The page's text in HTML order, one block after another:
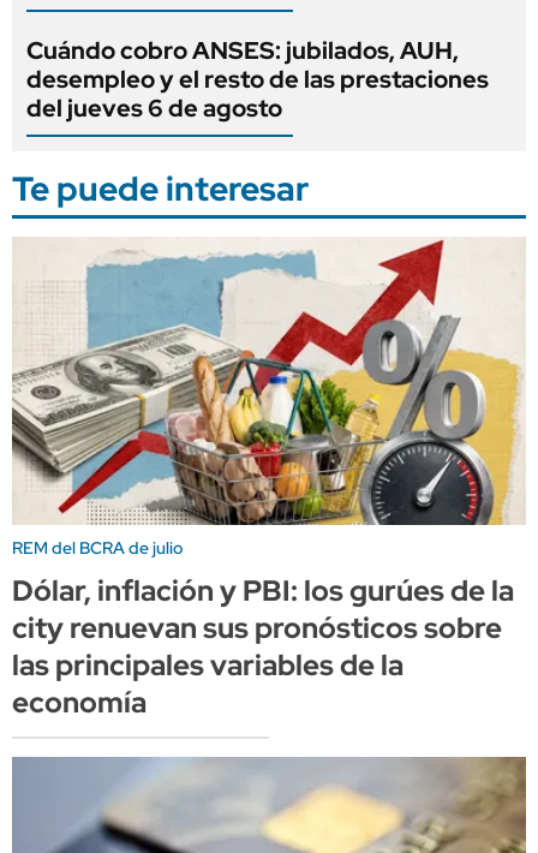
Cuándo cobro ANSES: jubilados, AUH,
desempleo y el resto de las prestaciones
del jueves 6 de agosto
Te puede interesar
REM del BCRA de julio
Dólar, inflación y PBI: los gurúes de la
city renuevan sus pronósticos sobre
las principales variables de la
economía